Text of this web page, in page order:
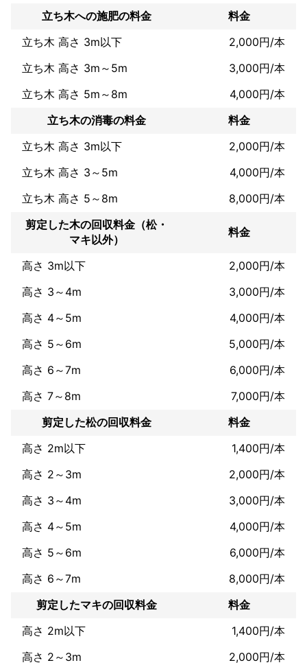
立ち木への施肥の料金
料金
立ち木 高さ 3m以下
2,000円/本
立ち木 高さ 3m～5m
3,000円/本
立ち木 高さ 5m～8m
4,000円/本
立ち木の消毒の料金
料金
立ち木 高さ 3m以下
2,000円/本
立ち木 高さ 3～5m
4,000円/本
立ち木 高さ 5～8m
8,000円/本
剪定した木の回収料金（松・
マキ以外）
料金
高さ 3m以下
2,000円/本
高さ 3～4m
3,000円/本
高さ 4～5m
4,000円/本
高さ 5～6m
5,000円/本
高さ 6～7m
6,000円/本
高さ 7～8m
7,000円/本
剪定した松の回収料金
料金
高さ 2m以下
1,400円/本
高さ 2～3m
2,000円/本
高さ 3～4m
3,000円/本
高さ 4～5m
4,000円/本
高さ 5～6m
6,000円/本
高さ 6～7m
8,000円/本
剪定したマキの回収料金
料金
高さ 2m以下
1,400円/本
高さ 2～3m
2,000円/本